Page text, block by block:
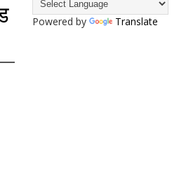
Powered by Translate